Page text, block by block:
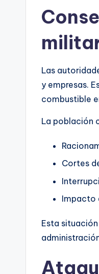
Las
y empresas.
combustible
La población
Cortes
Impacto
Esta